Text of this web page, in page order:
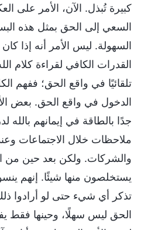
كبيرة تُبذل. الآن، الأمر على
السعي إلى الحق بمثل هذه
السهولة. ليس الأمر أنه إذا
القدرات الكافي لقراءة كلام
تلقائيًا في واقع الحق؛ ففهم
الدخول في واقع الحق. بعض
جدًا بالطاقة في إيمانهم بالله
ملاحظات خلال الاجتماعات
والشركات. ولكن بعد حين من
يستخلصون منها شيئًا. إنهم
تذكر أي شيء حتى لو أرادوا
الحق ليس سهلًا، وحينها فقط